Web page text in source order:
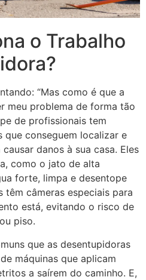
o Trabalho
“Mas como é que a
meu problema de forma tão
de profissionais tem
conseguem localizar e
danos à sua casa. Eles
como o jato de alta
forte, limpa e desentope
têm câmeras especiais para
está, evitando o risco de
piso.
que as desentupidoras
máquinas que aplicam
a saírem do caminho. E,